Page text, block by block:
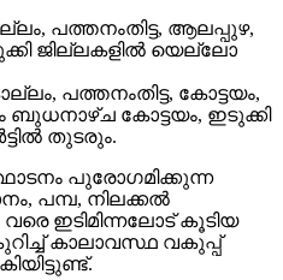
പത്തനംതിട്ട, ആലപ്പുഴ,
ജില്ലകളില്‍ യെല്ലോ
പത്തനംതിട്ട, കോട്ടയം,
ബുധനാഴ്ച കോട്ടയം, ഇടുക്കി
തുടരും.
പുരോഗമിക്കുന്ന
പമ്പ, നിലക്കല്‍
ഇടിമിന്നലോട് കൂടിയ
കാലാവസ്ഥ വകുപ്പ്